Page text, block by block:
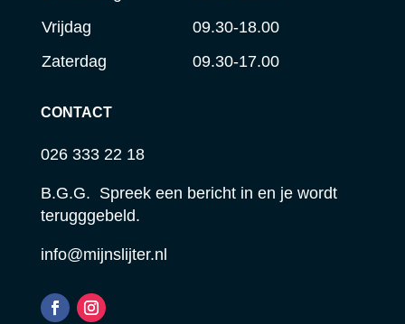
Vrijdag
09.30-18.00
Zaterdag
09.30-17.00
CONTACT
026 333 22 18
B.G.G. Spreek een bericht in en je wordt
terugggebeld.
info@mijnslijter.nl